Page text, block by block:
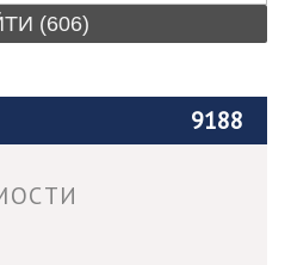
(606)
9188